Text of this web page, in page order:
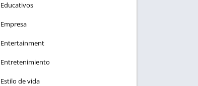
Educativos
Empresa
Entertainment
Entretenimiento
Estilo de vida